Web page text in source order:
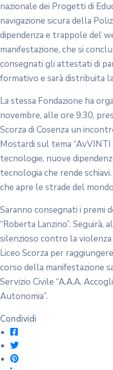
nazionale dei Progetti di
navigazione sicura della
dipendenza e trappole del
manifestazione, che si
consegnati gli attestati di
formativo e sarà distribuita
La stessa Fondazione ha
novembre, alle ore 9.30,
Scorza di Cosenza un
Mostardi sul tema
tecnologie, nuove
tecnologia che rende
che apre le strade del
Saranno consegnati i premi
“Roberta Lanzino”. Seguirà,
silenzioso contro la
Liceo Scorza per
corso della manifestazione
Servizio Civile “A.A.A.
Autonomia”.
Condividi